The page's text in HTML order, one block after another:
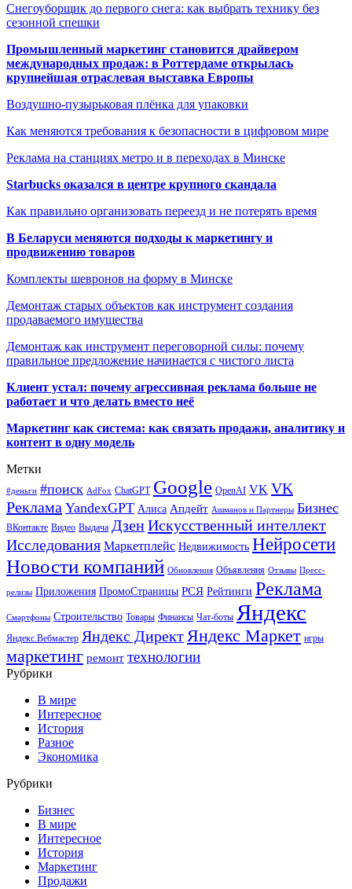
Снегоуборщик до первого снега: как выбрать технику без
сезонной спешки
Промышленный маркетинг становится драйвером
международных продаж: в Роттердаме открылась
крупнейшая отраслевая выставка Европы
Воздушно-пузырьковая плёнка для упаковки
Как меняются требования к безопасности в цифровом мире
Реклама на станциях метро и в переходах в Минске
Starbucks оказался в центре крупного скандала
Как правильно организовать переезд и не потерять время
В Беларуси меняются подходы к маркетингу и
продвижению товаров
Комплекты шевронов на форму в Минске
Демонтаж старых объектов как инструмент создания
продаваемого имущества
Демонтаж как инструмент переговорной силы: почему
правильное предложение начинается с чистого листа
Клиент устал: почему агрессивная реклама больше не
работает и что делать вместо неё
Маркетинг как система: как связать продажи, аналитику и
контент в одну модель
Метки
#деньги #поиск AdFox ChatGPT Google OpenAI VK VK
Реклама YandexGPT Алиса Апдейт Ашманов и Партнеры Бизнес
ВКонтакте Видео Выдача ДзенИскусственный интеллект
Исследования Маркетплейс Недвижимость Нейросети
Новости компаний Обновления Объявления Отзывы Пресс-
релизы Приложения ПромоСтраницы РСЯ Рейтинги Реклама
Смартфоны Строительство Товары Финансы Чат-боты Яндекс
Яндекс.Вебмастер Яндекс Директ Яндекс Маркет игры
маркетинг ремонт технологии
Рубрики
В мире
Интересное
История
Разное
Экономика
Рубрики
Бизнес
В мире
Интересное
История
Маркетинг
Продажи